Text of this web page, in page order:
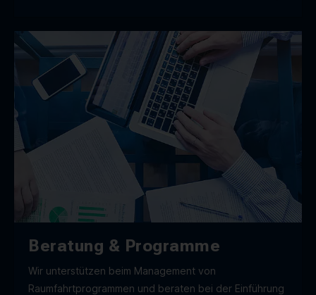
Beratung & Programme
Wir unterstützen beim Management von
Raumfahrtprogrammen und beraten bei der Einführung